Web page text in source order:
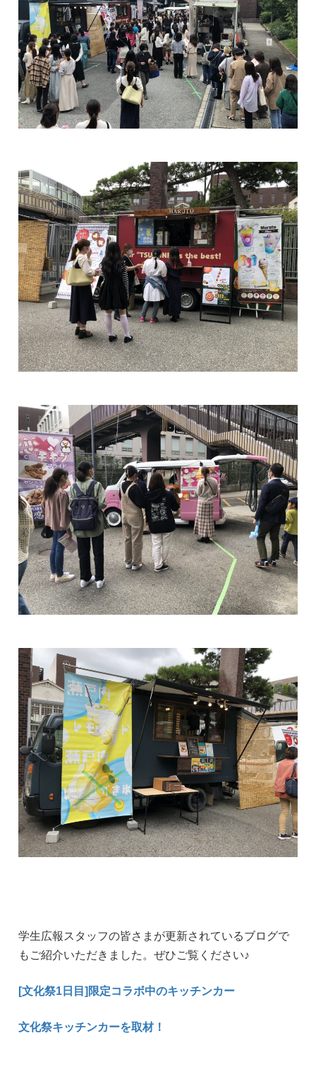
学生広報スタッフの皆さまが更新されているブログで
もご紹介いただきました。ぜひご覧ください♪
[文化祭1日目]限定コラボ中のキッチンカー
文化祭キッチンカーを取材！